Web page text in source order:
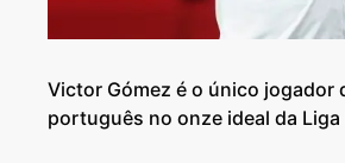
Victor Gómez é o único jogador
português no onze ideal da Liga